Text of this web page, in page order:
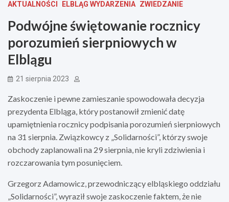
AKTUALNOŚCI ELBLĄG WYDARZENIA ZWIEDZANIE
Podwójne świętowanie rocznicy
porozumień sierpniowych w
Elblągu
21 sierpnia 2023
Zaskoczenie i pewne zamieszanie spowodowała decyzja
prezydenta Elbląga, który postanowił zmienić datę
upamiętnienia rocznicy podpisania porozumień sierpniowych
na 31 sierpnia. Związkowcy z „Solidarności”, którzy swoje
obchody zaplanowali na 29 sierpnia, nie kryli zdziwienia i
rozczarowania tym posunięciem.
Grzegorz Adamowicz, przewodniczący elbląskiego oddziału
„Solidarności”, wyraził swoje zaskoczenie faktem, że nie